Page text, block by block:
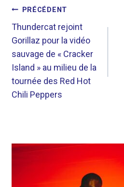
NAVIGATION
DE
L’ARTICLE
PRÉCÉDENT
Thundercat rejoint
Gorillaz pour la vidéo
sauvage de « Cracker
Island » au milieu de la
tournée des Red Hot
Chili Peppers